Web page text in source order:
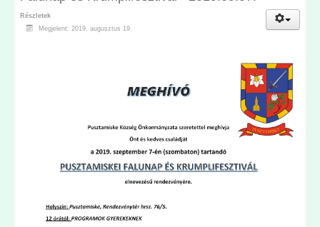
Részletek
Megjelent: 2019. augusztus 19.